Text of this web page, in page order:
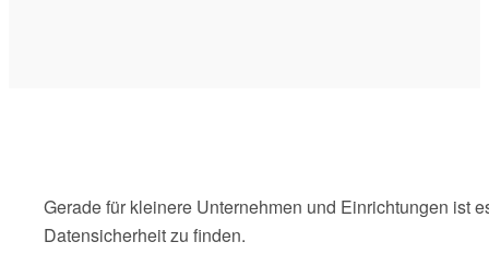
Gerade für kleinere Unternehmen und Einrichtungen ist
Datensicherheit zu finden.